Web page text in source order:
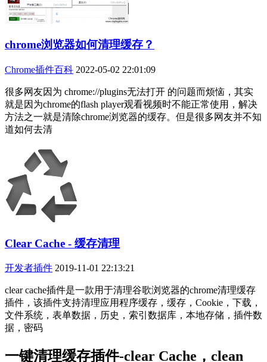
chrome浏览器如何清理缓存？
Chrome插件百科 2022-05-02 22:01:09
很多网友因为 chrome://plugins无法打开 的问题而烦恼，其实
就是因为chrome的flash player观看视频时不能正常使用，解决
方法之一就是清除chrome浏览器的缓存。但是很多网友并不知
道如何去清
Clear Cache - 缓存清理
开发者插件 2019-11-01 22:13:21
clear cache插件是一款用于清理谷歌浏览器的chrome清理缓存
插件，该插件支持清理应用程序缓存，缓存，Cookie，下载，
文件系统，表单数据，历史，索引数据库，本地存储，插件数
据，密码
一键清理缓存插件-clear Cache，clean